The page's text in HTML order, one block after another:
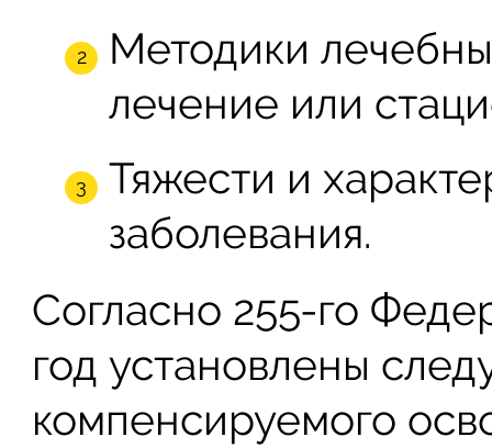
Методики
лечение или
Тяжести и
заболевания.
Согласно 255-го
год установлены
компенсируемого